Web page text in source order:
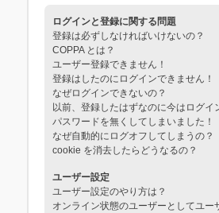
ログインと登録に関する問題
登録は必ずしなければいけないの？
COPPA とは？
ユーザー登録できません！
登録はしたのにログインできません！
なぜログインできないの？
以前、登録したはずなのに今はログイ
パスワードを無くしてしまいました！
なぜ自動的にログオフしてしまうの？
cookie を消去したらどうなるの？
ユーザー設定
ユーザー設定のやり方は？
オンライン状態のユーザーとしてユ